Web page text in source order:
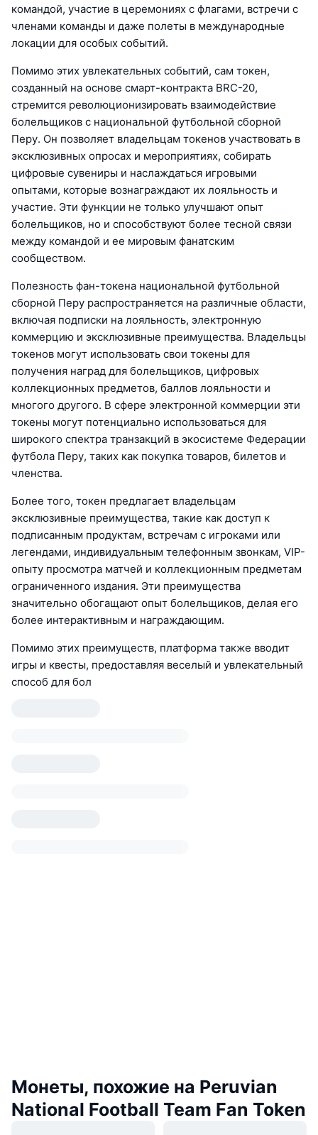
командой, участие в церемониях с флагами, встречи с
членами команды и даже полеты в международные
локации для особых событий.
Помимо этих увлекательных событий, сам токен,
созданный на основе смарт-контракта BRC-20,
стремится революционизировать взаимодействие
болельщиков с национальной футбольной сборной
Перу. Он позволяет владельцам токенов участвовать в
эксклюзивных опросах и мероприятиях, собирать
цифровые сувениры и наслаждаться игровыми
опытами, которые вознаграждают их лояльность и
участие. Эти функции не только улучшают опыт
болельщиков, но и способствуют более тесной связи
между командой и ее мировым фанатским
сообществом.
Полезность фан-токена национальной футбольной
сборной Перу распространяется на различные области,
включая подписки на лояльность, электронную
коммерцию и эксклюзивные преимущества. Владельцы
токенов могут использовать свои токены для
получения наград для болельщиков, цифровых
коллекционных предметов, баллов лояльности и
многого другого. В сфере электронной коммерции эти
токены могут потенциально использоваться для
широкого спектра транзакций в экосистеме Федерации
футбола Перу, таких как покупка товаров, билетов и
членства.
Более того, токен предлагает владельцам
эксклюзивные преимущества, такие как доступ к
подписанным продуктам, встречам с игроками или
легендами, индивидуальным телефонным звонкам, VIP-
опыту просмотра матчей и коллекционным предметам
ограниченного издания. Эти преимущества
значительно обогащают опыт болельщиков, делая его
более интерактивным и награждающим.
Помимо этих преимуществ, платформа также вводит
игры и квесты, предоставляя веселый и увлекательный
способ для бол
Монеты, похожие на Peruvian
National Football Team Fan Token